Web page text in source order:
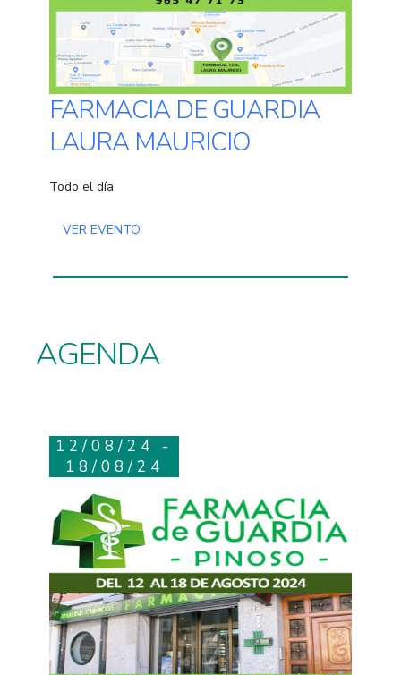
FARMACIA DE GUARDIA
LAURA MAURICIO
Todo el día
VER EVENTO
AGENDA
12/08/24 -
18/08/24